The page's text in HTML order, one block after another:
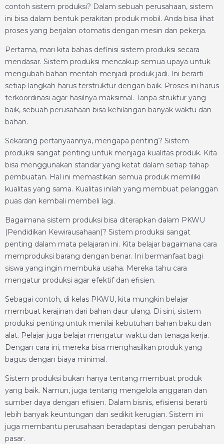
contoh sistem produksi? Dalam sebuah perusahaan, sistem
ini bisa dalam bentuk perakitan produk mobil. Anda bisa lihat
proses yang berjalan otomatis dengan mesin dan pekerja.
Pertama, mari kita bahas definisi sistem produksi secara
mendasar. Sistem produksi mencakup semua upaya untuk
mengubah bahan mentah menjadi produk jadi. Ini berarti
setiap langkah harus terstruktur dengan baik. Proses ini harus
terkoordinasi agar hasilnya maksimal. Tanpa struktur yang
baik, sebuah perusahaan bisa kehilangan banyak waktu dan
bahan.
Sekarang pertanyaannya, mengapa penting? Sistem
produksi sangat penting untuk menjaga kualitas produk. Kita
bisa menggunakan standar yang ketat dalam setiap tahap
pembuatan. Hal ini memastikan semua produk memiliki
kualitas yang sama. Kualitas inilah yang membuat pelanggan
puas dan kembali membeli lagi.
Bagaimana sistem produksi bisa diterapkan dalam PKWU
(Pendidikan Kewirausahaan)? Sistem produksi sangat
penting dalam mata pelajaran ini. Kita belajar bagaimana cara
memproduksi barang dengan benar. Ini bermanfaat bagi
siswa yang ingin membuka usaha. Mereka tahu cara
mengatur produksi agar efektif dan efisien.
Sebagai contoh, di kelas PKWU, kita mungkin belajar
membuat kerajinan dari bahan daur ulang. Di sini, sistem
produksi penting untuk menilai kebutuhan bahan baku dan
alat. Pelajar juga belajar mengatur waktu dan tenaga kerja.
Dengan cara ini, mereka bisa menghasilkan produk yang
bagus dengan biaya minimal.
Sistem produksi bukan hanya tentang membuat produk
yang baik. Namun, juga tentang mengelola anggaran dan
sumber daya dengan efisien. Dalam bisnis, efisiensi berarti
lebih banyak keuntungan dan sedikit kerugian. Sistem ini
juga membantu perusahaan beradaptasi dengan perubahan
pasar.